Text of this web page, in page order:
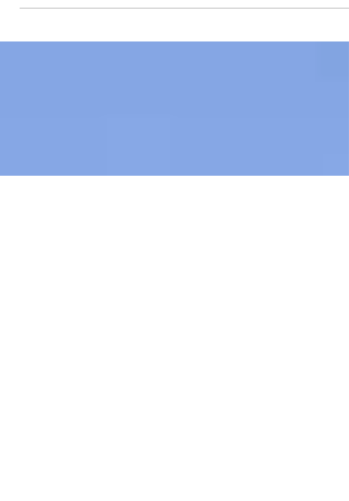
participou da Copa Brasília, neste domingo